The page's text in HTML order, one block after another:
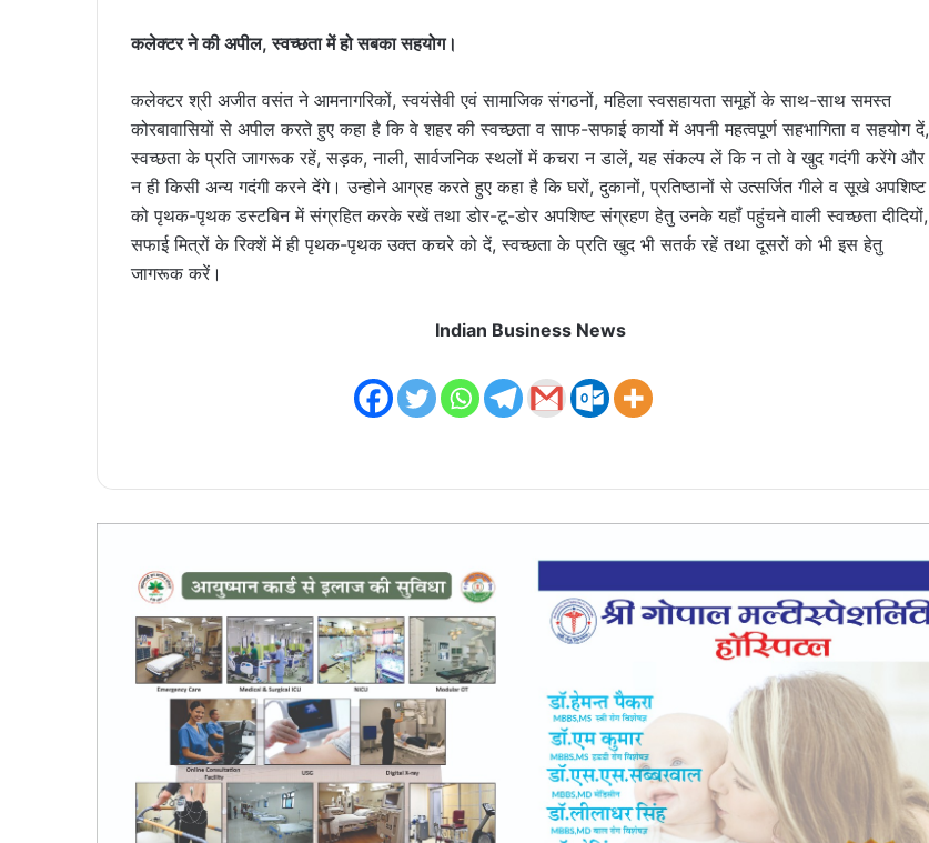
कलेक्टर ने की अपील, स्वच्छता में हो सबका सहयोग।
कलेक्टर श्री अजीत वसंत ने आमनागरिकों, स्वयंसेवी एवं सामाजिक संगठनों, महिला स्वसहायता समूहों के साथ-साथ समस्त
कोरबावासियों से अपील करते हुए कहा है कि वे शहर की स्वच्छता व साफ-सफाई कार्यो में अपनी महत्वपूर्ण सहभागिता व सहयोग दें,
स्वच्छता के प्रति जागरूक रहें, सड़क, नाली, सार्वजनिक स्थलों में कचरा न डालें, यह संकल्प लें कि न तो वे खुद गदंगी करेंगे और
न ही किसी अन्य गदंगी करने देंगे। उन्होने आग्रह करते हुए कहा है कि घरों, दुकानों, प्रतिष्ठानों से उत्सर्जित गीले व सूखे अपशिष्ट
को पृथक-पृथक डस्टबिन में संग्रहित करके रखें तथा डोर-टू-डोर अपशिष्ट संग्रहण हेतु उनके यहॉं पहुंचने वाली स्वच्छता दीदियों,
सफाई मित्रों के रिक्शें में ही पृथक-पृथक उक्त कचरे को दें, स्वच्छता के प्रति खुद भी सतर्क रहें तथा दूसरों को भी इस हेतु
जागरूक करें।
Indian Business News